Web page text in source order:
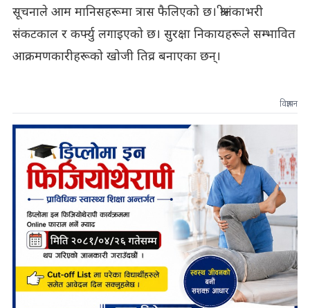
सूचनाले आम मानिसहरूमा त्रास फैलिएको छ। श्रीलंकाभरी
संकटकाल र कर्फ्यु लगाइएको छ। सुरक्षा निकायहरूले सम्भावित
आक्रमणकारीहरूको खोजी तिव्र बनाएका छन्।
विज्ञापन